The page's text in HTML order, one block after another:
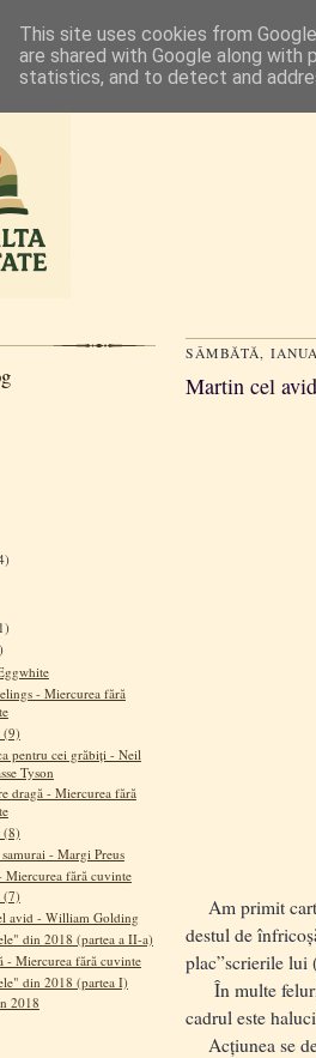
- Miercurea fără
(9)
pentru cei grăbiți - Neil
Tyson
dragă - Miercurea fără
(8)
- Margi Preus
Miercurea fără cuvinte
(7)
avid - William Golding
din 2018 (partea a II-a)
- Miercurea fără cuvinte
din 2018 (partea I)
2018
SÂMBĂTĂ,
Martin cel
Am primit
destul de
plac”scrierile lui
În multe
cadrul este
Acțiunea se
This site uses cookies from
are shared with Google along
statistics, and to detect and